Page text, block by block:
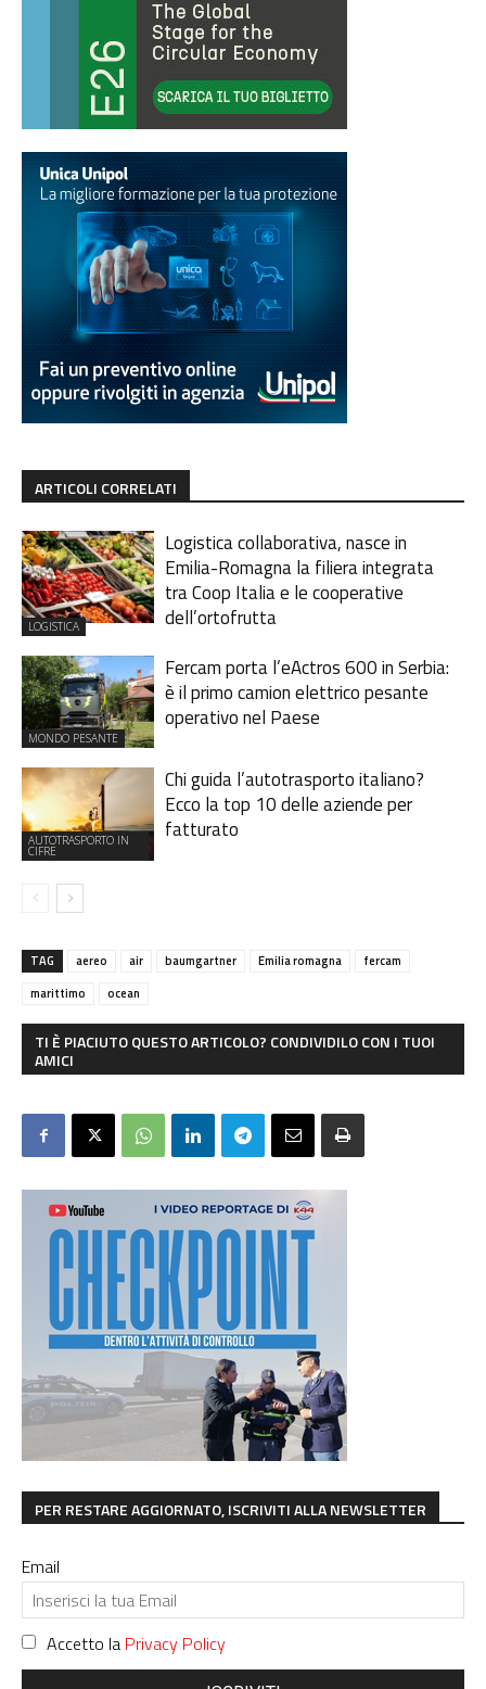
ARTICOLI CORRELATI
LOGISTICA
Logistica collaborativa, nasce in
Emilia-Romagna la filiera integrata
tra Coop Italia e le cooperative
dell’ortofrutta
MONDO PESANTE
Fercam porta l’eActros 600 in Serbia:
è il primo camion elettrico pesante
operativo nel Paese
AUTOTRASPORTO IN
CIFRE
Chi guida l’autotrasporto italiano?
Ecco la top 10 delle aziende per
fatturato
TAG aereo air baumgartner Emilia romagna
fercam
marittimo
ocean
TI È PIACIUTO QUESTO ARTICOLO? CONDIVIDILO CON I TUOI
AMICI
PER RESTARE AGGIORNATO, ISCRIVITI ALLA NEWSLETTER
Email
Accetto la Privacy Policy